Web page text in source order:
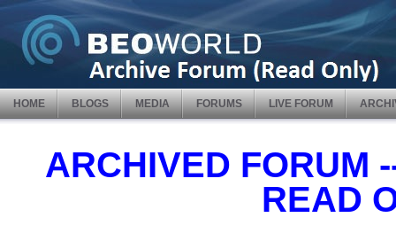
HOME BLOGS MEDIA FORUMS LIVE FORUM
ARCHIVED FORUM
READ